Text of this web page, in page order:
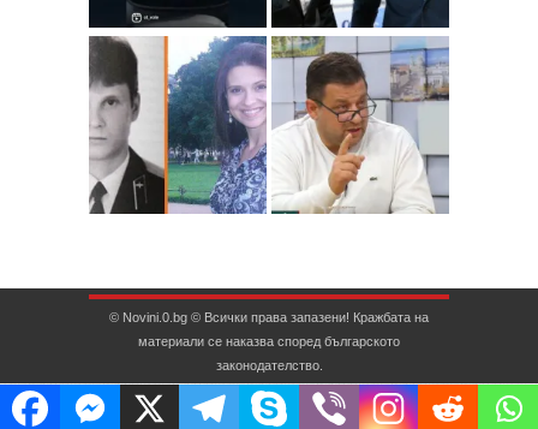
© Novini.0.bg © Всички права запазени! Кражбата на
материали се наказва според българското
законодателство.